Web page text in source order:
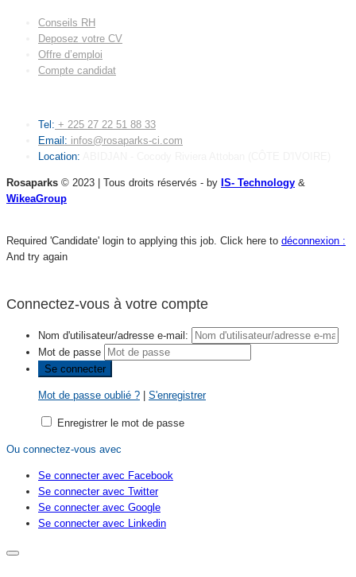
Conseils RH
Deposez votre CV
Offre d’emploi
Compte candidat
Tel: + 225 27 22 51 88 33
Email: infos@rosaparks-ci.com
Location:
Rosaparks © 2023 | Tous droits réservés - by IS- Technology &
WikeaGroup
Required 'Candidate' login to applying this job. Click here to déconnexion :
And try again
Connectez-vous à votre compte
Nom d'utilisateur/adresse e-mail:
Mot de passe
Mot de passe oublié ? | S'enregistrer
Enregistrer le mot de passe
Ou connectez-vous avec
Se connecter avec Facebook
Se connecter avec Twitter
Se connecter avec Google
Se connecter avec Linkedin